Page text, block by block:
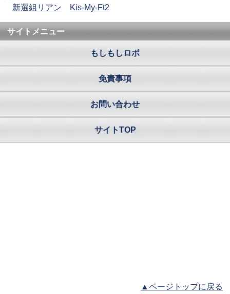
新選組リアン
Kis-My-Ft2
サイトメニュー
もしもしロボ
免責事項
お問い合わせ
サイトTOP
▲ページトップに戻る